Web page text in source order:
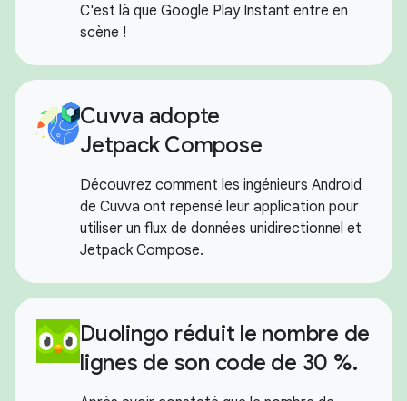
C'est là que Google Play Instant entre en
scène !
Cuvva adopte
Jetpack Compose
Découvrez comment les ingénieurs Android
de Cuvva ont repensé leur application pour
utiliser un flux de données unidirectionnel et
Jetpack Compose.
Duolingo réduit le nombre de
lignes de son code de 30 %.